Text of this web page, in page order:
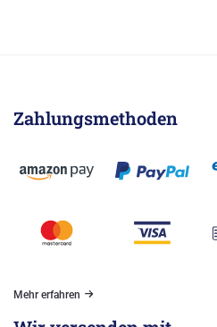
Zahlungsmethoden
Mehr erfahren